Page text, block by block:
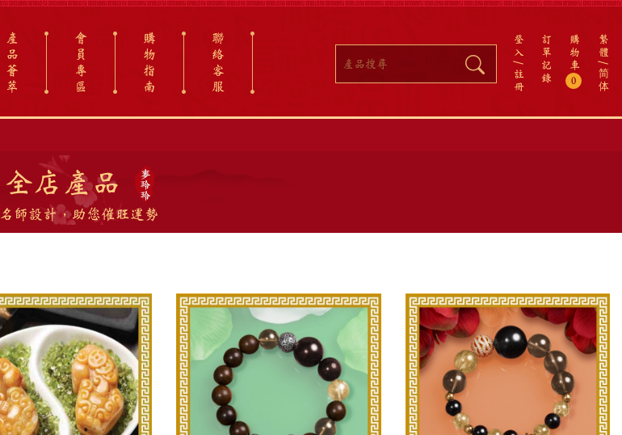
繁
體
简
体
購
物
車
0
訂
單
記
錄
登
入
註
冊
產
品
薈
萃
會
員
專
區
購
物
指
南
聯
絡
客
服
全店產品
名師設計，助您催旺運勢